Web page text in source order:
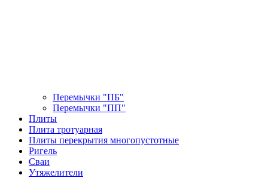
Перемычки "ПБ"
Перемычки "ПП"
Плиты
Плита тротуарная
Плиты перекрытия многопустотные
Ригель
Сваи
Утяжелители